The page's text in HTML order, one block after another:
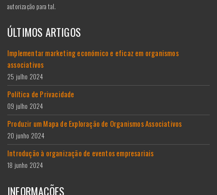
autorização para tal.
ÚLTIMOS ARTIGOS
Implementar marketing económico e eficaz em organismos
associativos
25 julho 2024
Política de Privacidade
09 julho 2024
Produzir um Mapa de Exploração de Organismos Associativos
20 junho 2024
Introdução à organização de eventos empresariais
18 junho 2024
INFORMAÇÕES